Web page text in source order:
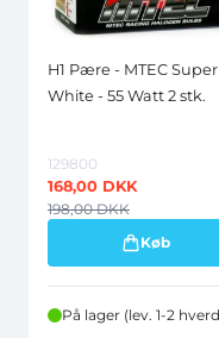
H1 Pære - MTEC Super
White - 55 Watt 2 stk.
129800
168,00 DKK
198,00DKK
Køb